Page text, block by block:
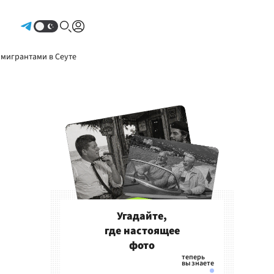
в Сеуте
Угадайте,
где настоящее
фото